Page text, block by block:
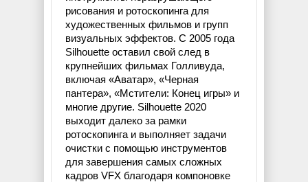
рисования и ротоскопинга для
художественных фильмов и групп
визуальных эффектов. С 2005 года
Silhouette оставил свой след в
крупнейших фильмах Голливуда,
включая «Аватар», «Черная
пантера», «Мстители: Конец игры» и
многие другие. Silhouette 2020
выходит далеко за рамки
ротоскопинга и выполняет задачи
очистки с помощью инструментов
для завершения самых сложных
кадров VFX благодаря компоновке